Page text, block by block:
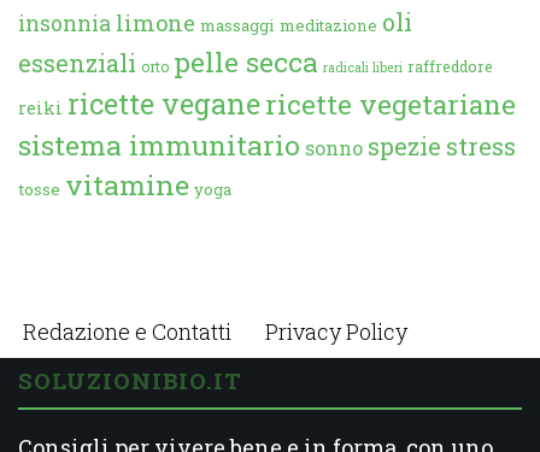
insonnia limone massaggi meditazione oli
essenziali orto pelle secca radicali liberi raffreddore
reiki ricette veganericette vegetariane
sistema immunitario sonno spezie stress
tosse vitamine yoga
Redazione e Contatti Privacy Policy
SOLUZIONIBIO.IT